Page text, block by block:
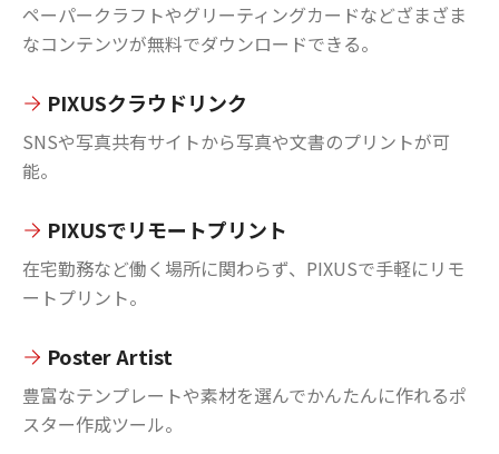
ペーパークラフトやグリーティングカードなどざまざま
なコンテンツが無料でダウンロードできる。
PIXUSクラウドリンク
SNSや写真共有サイトから写真や文書のプリントが可
能。
PIXUSでリモートプリント
在宅勤務など働く場所に関わらず、PIXUSで手軽にリモ
ートプリント。
Poster Artist
豊富なテンプレートや素材を選んでかんたんに作れるポ
スター作成ツール。